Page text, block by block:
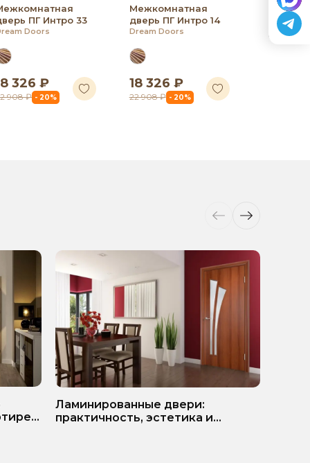
ПГ Интро 33
Doors
326 ₽
908 ₽ - 20%
Межкомнатная
дверь ПГ Интро 14
Dream Doors
18 326 ₽
22 908 ₽ - 20%
Ламинированные двери:
практичность, эстетика и